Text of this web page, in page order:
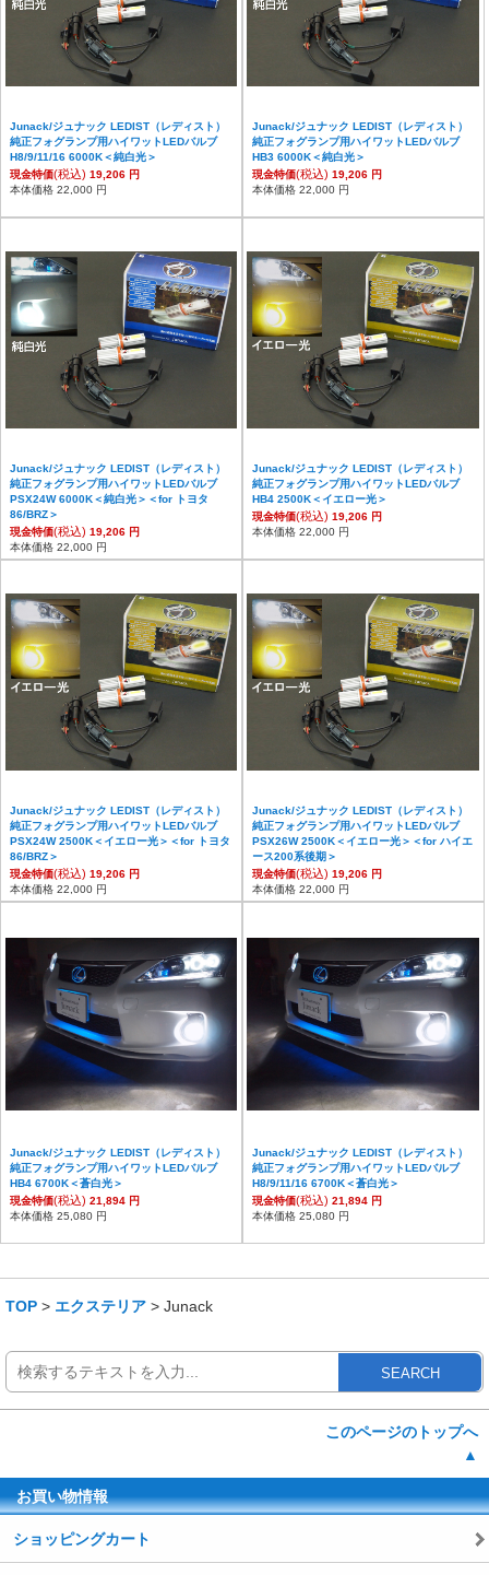
Junack/ジュナック LEDIST（レディスト）
純正フォグランプ用ハイワットLEDバルブ
H8/9/11/16 6000K＜純白光＞
現金特価(税込) 19,206 円
本体価格 22,000 円
Junack/ジュナック LEDIST（レディスト）
純正フォグランプ用ハイワットLEDバルブ
HB3 6000K＜純白光＞
現金特価(税込) 19,206 円
本体価格 22,000 円
Junack/ジュナック LEDIST（レディスト）
純正フォグランプ用ハイワットLEDバルブ
PSX24W 6000K＜純白光＞＜for トヨタ
86/BRZ＞
現金特価(税込) 19,206 円
本体価格 22,000 円
Junack/ジュナック LEDIST（レディスト）
純正フォグランプ用ハイワットLEDバルブ
HB4 2500K＜イエロー光＞
現金特価(税込) 19,206 円
本体価格 22,000 円
Junack/ジュナック LEDIST（レディスト）
純正フォグランプ用ハイワットLEDバルブ
PSX24W 2500K＜イエロー光＞＜for トヨタ
86/BRZ＞
現金特価(税込) 19,206 円
本体価格 22,000 円
Junack/ジュナック LEDIST（レディスト）
純正フォグランプ用ハイワットLEDバルブ
PSX26W 2500K＜イエロー光＞＜for ハイエ
ース200系後期＞
現金特価(税込) 19,206 円
本体価格 22,000 円
Junack/ジュナック LEDIST（レディスト）
純正フォグランプ用ハイワットLEDバルブ
HB4 6700K＜蒼白光＞
現金特価(税込) 21,894 円
本体価格 25,080 円
Junack/ジュナック LEDIST（レディスト）
純正フォグランプ用ハイワットLEDバルブ
H8/9/11/16 6700K＜蒼白光＞
現金特価(税込) 21,894 円
本体価格 25,080 円
TOP > エクステリア > Junack
SEARCH
このページのトップへ
▲
お買い物情報
ショッピングカート